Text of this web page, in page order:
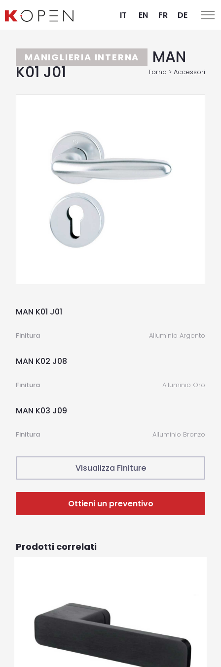
IT EN FR DE
MANIGLIERIA INTERNA MAN
K01 J01 Torna > Accessori
MAN K01 J01
Finitura Alluminio Argento
MAN K02 J08
Finitura Alluminio Oro
MAN K03 J09
Finitura Alluminio Bronzo
Visualizza Finiture
Ottieni un preventivo
Prodotti correlati